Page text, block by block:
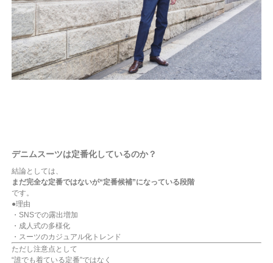
デニムスーツは定番化しているのか？
結論としては、
まだ完全な定番ではないが“定番候補”になっている段階
です。
●理由
・SNSでの露出増加
・成人式の多様化
・スーツのカジュアル化トレンド
ただし注意点として
“誰でも着ている定番”ではなく